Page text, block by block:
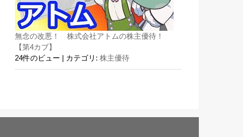
無念の改悪！ 株式会社アトムの株主優待！
【第4カブ】
24件のビュー
カテゴリ: 株主優待